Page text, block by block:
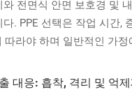
와 전면식 안면 보호경 및
. PPE 선택은 작업 시간,
따라야 하며 일반적인 가
대응: 흡착, 격리 및 억